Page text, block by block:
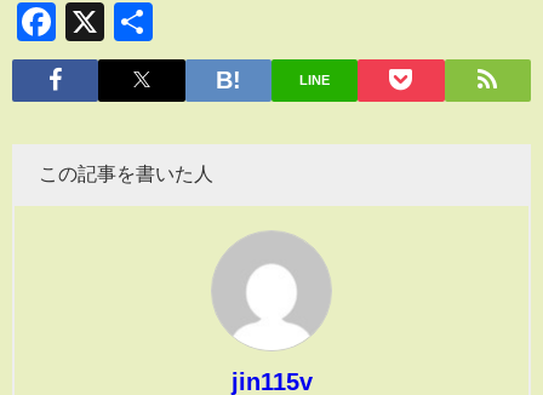
Facebook
X
有
LINE
この記事を書いた人
jin115v